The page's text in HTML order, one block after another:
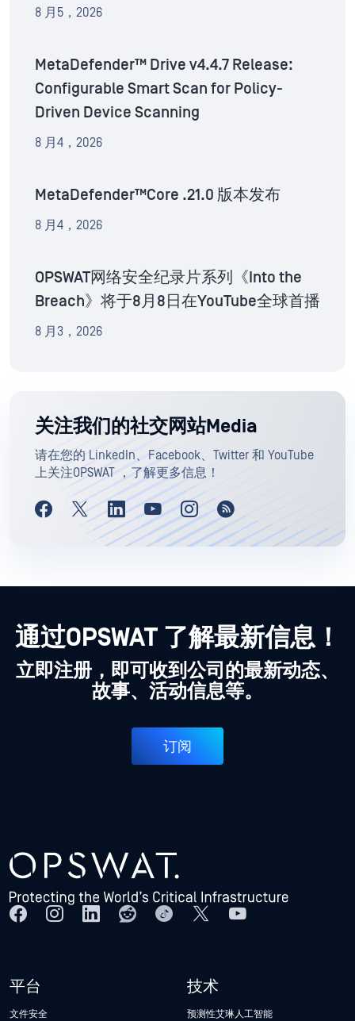
8 月5，2026
MetaDefender™ Drive v4.4.7 Release:
Configurable Smart Scan for Policy-
Driven Device Scanning
8 月4，2026
MetaDefender™Core .21.0 版本发布
8 月4，2026
OPSWAT网络安全纪录片系列《Into the
Breach》将于8月8日在YouTube全球首播
8 月3，2026
关注我们的社交网站Media
请在您的 LinkedIn、Facebook、Twitter 和 YouTube
上关注OPSWAT ，了解更多信息！
通过OPSWAT 了解最新信息！
立即注册，即可收到公司的最新动态、
故事、活动信息等。
订阅
平台
文件安全
技术
预测性艾琳人工智能